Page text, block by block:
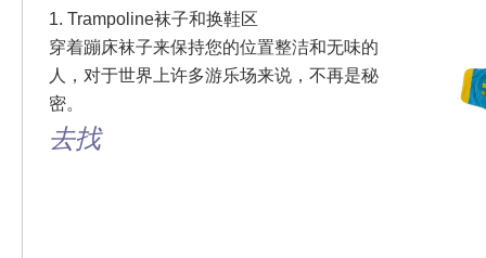
1. Trampoline袜子和换鞋区
穿着蹦床袜子来保持您的位置整洁和无味的
人，对于世界上许多游乐场来说，不再是秘
密。
去找